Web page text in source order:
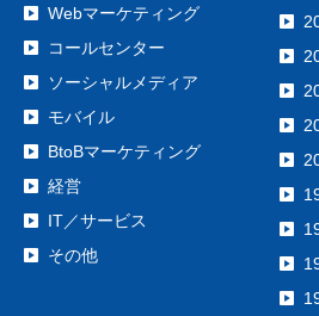
Webマーケティング
コールセンター
ソーシャルメディア
モバイル
BtoBマーケティング
経営
IT／サービス
その他